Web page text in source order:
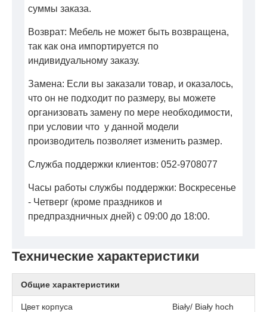
Технические характеристики
Общие характеристики
Цвет корпуса Biały/ Biały hoch
суммы заказа.
Возврат: Мебель не может быть возвращена,
так как она импортируется по
индивидуальному заказу.
Замена: Если вы заказали товар, и оказалось,
что он не подходит по размеру, вы можете
организовать замену по мере необходимости,
при условии что у данной модели
производитель позволяет изменить размер.
Служба поддержки клиентов: 052-9708077
Часы работы службы поддержки: Воскресенье
- Четверг (кроме праздников и
предпраздничных дней) с 09:00 до 18:00.